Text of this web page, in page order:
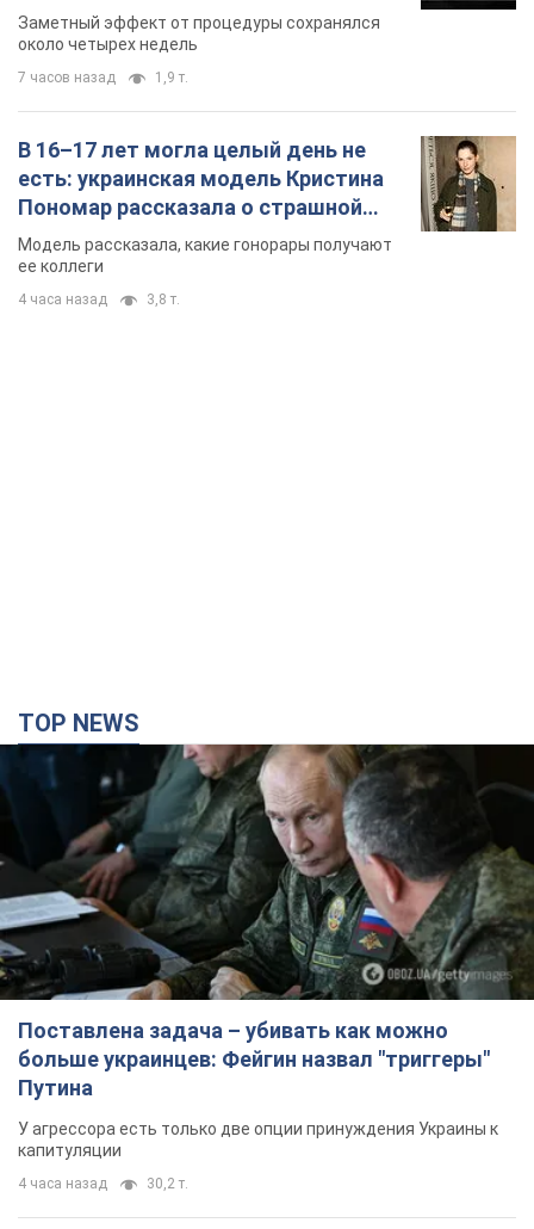
так почти месяц
Заметный эффект от процедуры сохранялся
около четырех недель
7 часов назад 1,9 т.
В 16–17 лет могла целый день не
есть: украинская модель Кристина
Пономар рассказала о страшной
стороне модельной карьеры
Модель рассказала, какие гонорары получают
ее коллеги
4 часа назад 3,8 т.
TOP NEWS
Поставлена задача – убивать как можно
больше украинцев: Фейгин назвал "триггеры"
Путина
У агрессора есть только две опции принуждения Украины к
капитуляции
4 часа назад 30,2 т.